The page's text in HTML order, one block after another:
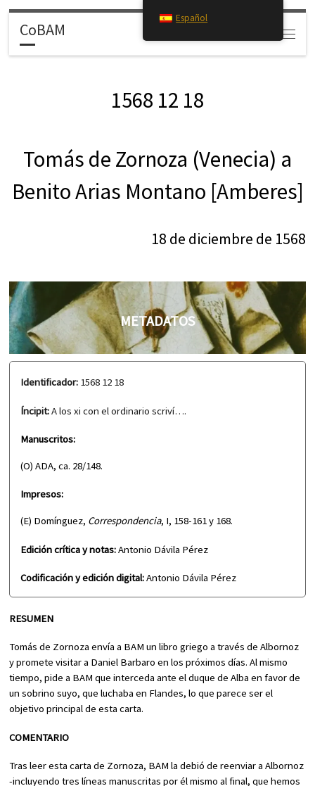
CoBAM
Search
1568 12 18
Tomás de Zornoza (Venecia) a
Benito Arias Montano [Amberes]
18 de diciembre de 1568
METADATOS
Identificador: 1568 12 18
Íncipit:A los xi con el ordinario scriví….
Manuscritos:
(O) ADA, ca. 28/148.
Impresos:
(E) Domínguez, Correspondencia, I, 158-161 y 168.
Edición crítica y notas:Antonio Dávila Pérez
Codificación y edición digital:Antonio Dávila Pérez
RESUMEN
Tomás de Zornoza envía a BAM un libro griego a través de Albornoz
y promete visitar a Daniel Barbaro en los próximos días. Al mismo
tiempo, pide a BAM que interceda ante el duque de Alba en favor de
un sobrino suyo, que luchaba en Flandes, lo que parece ser el
objetivo principal de esta carta.
COMENTARIO
Tras leer esta carta de Zornoza, BAM la debió de reenviar a Albornoz
-incluyendo tres líneas manuscritas por él mismo al final, que hemos
Español